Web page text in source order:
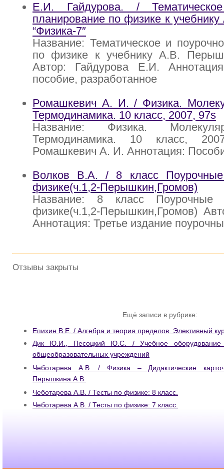
Е.И. Гайдурова. /
планирование по физике к
“Физика-7″
Название: Тематическое и
по физике к учебнику А.В.
Автор: Гайдурова Е.И.
пособие, разработанное
Ромашкевич А. И. / Физика.
Термодинамика. 10 класс, 2007, 97s
Название: Физика.
Термодинамика. 10 класс,
Ромашкевич А. И. Аннотация:
Волков В.А. / 8 класс Поурочные
физике(ч.1,2-Перышкин,Громов)
Название: 8 класс Поурочные
физике(ч.1,2-Перышкин,Громов)
Аннотация: Третье издание
Отзывы закрыты
Ещё записи в рубрике:
Епихин В.Е. / Алгебра и теория пределов. Элективный
Дик Ю.И., Песоцкий Ю.С. / Учебное оборудование
общеобразовательных учреждений
Чеботарева А.В. / Физика – Дидактические
Перышкина А.В.
Чеботарева А.В. / Тесты по физике: 8 класс.
Чеботарева А.В. / Тесты по физике: 7 класс.